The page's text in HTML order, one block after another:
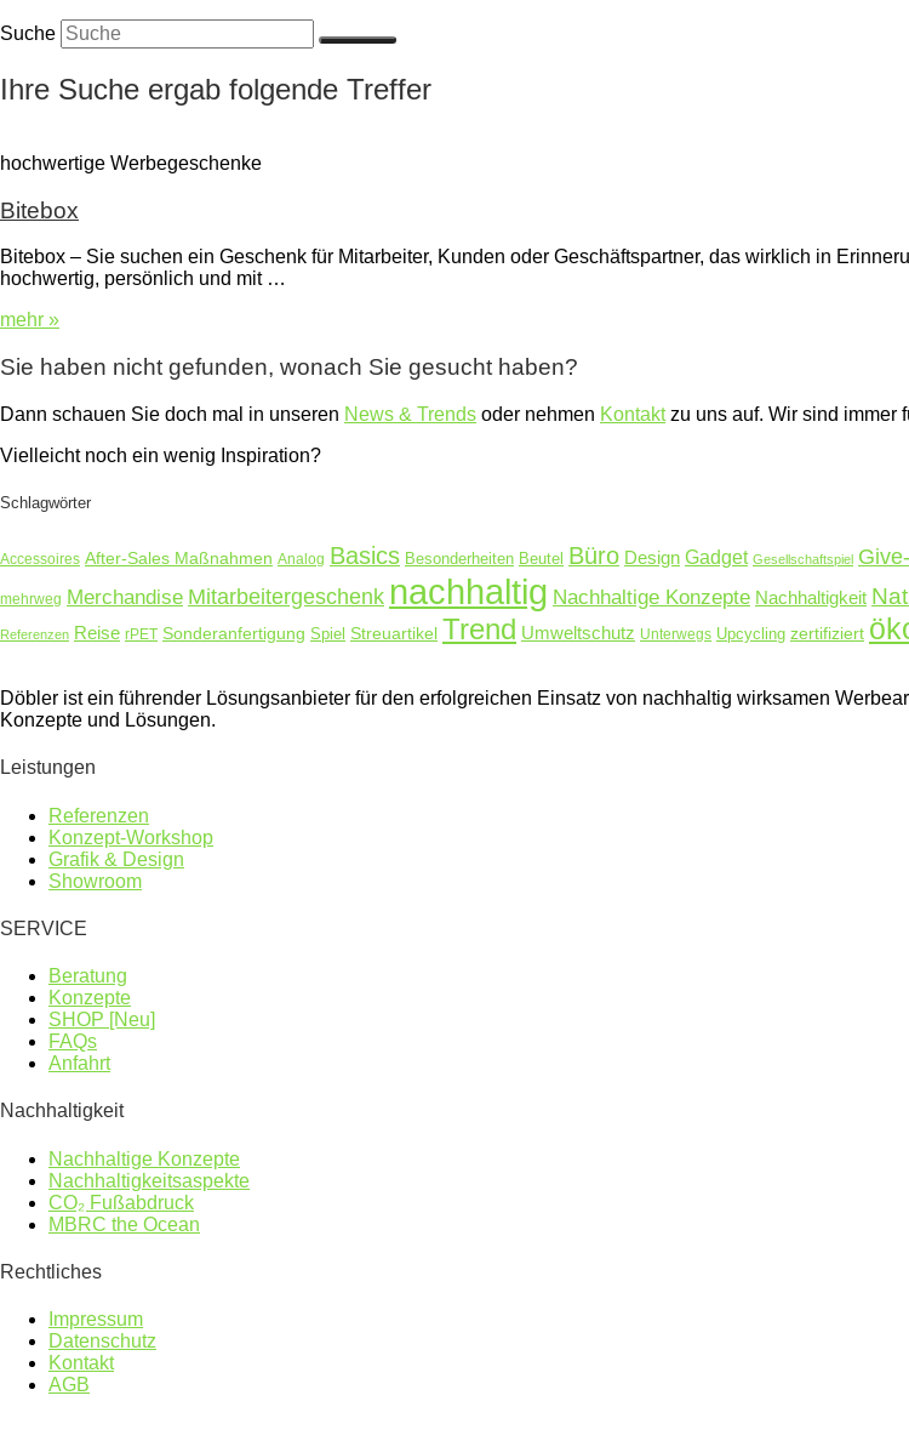
Suche
Ihre Suche ergab folgende Treffer
hochwertige Werbegeschenke
Bitebox
Bitebox – Sie suchen ein Geschenk für Mitarbeiter, Kunden oder Geschäftspartner, das wirklich in
hochwertig, persönlich und mit …
mehr »
Sie haben nicht gefunden, wonach Sie gesucht haben?
Dann schauen Sie doch mal in unseren News & Trends oder nehmen Kontaktzu uns auf. Wir sind immer
Vielleicht noch ein wenig Inspiration?
Schlagwörter
Accessoires After-Sales Maßnahmen Analog Basics Besonderheiten Beutel Büro Design Gadget Gesellschaftspiel
mehrweg Merchandise Mitarbeitergeschenk nachhaltig Nachhaltige Konzepte Nachhaltigkeit
Referenzen Reise rPET Sonderanfertigung Spiel Streuartikel Trend Umweltschutz Unterwegs Upcycling zertifiziert
Döbler ist ein führender Lösungsanbieter für den erfolgreichen Einsatz von nachhaltig wirksamen
Konzepte und Lösungen.
Leistungen
Referenzen
Konzept-Workshop
Grafik & Design
Showroom
SERVICE
Beratung
Konzepte
SHOP [Neu]
FAQs
Anfahrt
Nachhaltigkeit
Nachhaltige Konzepte
Nachhaltigkeitsaspekte
CO₂ Fußabdruck
MBRC the Ocean
Rechtliches
Impressum
Datenschutz
Kontakt
AGB